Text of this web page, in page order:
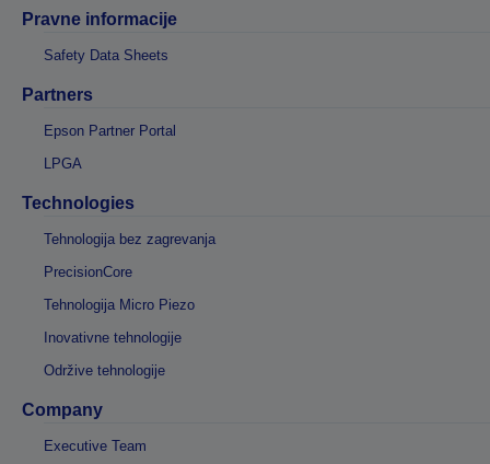
Pravne informacije
Safety Data Sheets
Partners
Epson Partner Portal
LPGA
Technologies
Tehnologija bez zagrevanja
PrecisionCore
Tehnologija Micro Piezo
Inovativne tehnologije
Održive tehnologije
Company
Executive Team